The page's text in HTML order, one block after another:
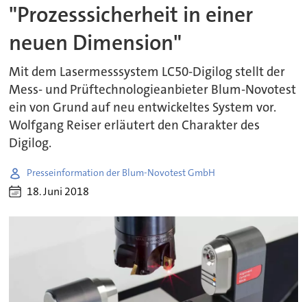
"Prozesssicherheit in einer
neuen Dimension"
Mit dem Lasermesssystem LC50-Digilog stellt der
Mess- und Prüftechnologieanbieter Blum-Novotest
ein von Grund auf neu entwickeltes System vor.
Wolfgang Reiser erläutert den Charakter des
Digilog.
Presseinformation der Blum-Novotest GmbH
18. Juni 2018